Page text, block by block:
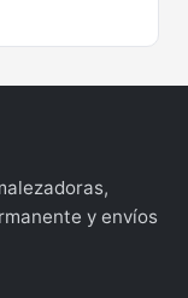
y envíos